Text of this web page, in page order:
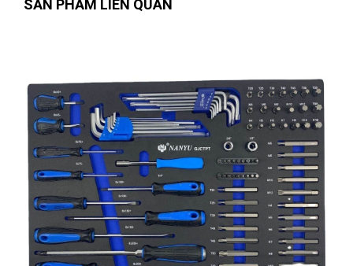
SẢN PHẨM LIÊN QUAN